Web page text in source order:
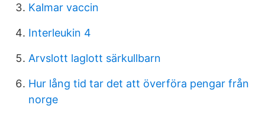
Kalmar vaccin
Interleukin 4
Arvslott laglott särkullbarn
Hur lång tid tar det att överföra pengar från
norge